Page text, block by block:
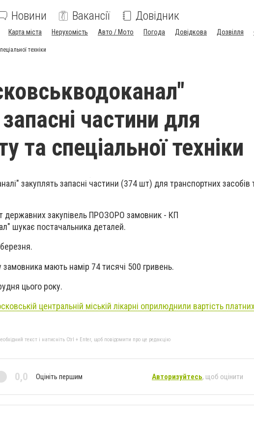
Новини Вакансії Довідник
Карта міста Нерухомість Авто / Мото Погода Довідкова Дозвілля
техніки
частини для
та спеціальної техніки
закуплять запасні частини (374 шт) для транспортних засобів
державних закупівель ПРОЗОРО замовник - КП
шукає постачальника деталей.
замовника мають намір 74 тисячі 500 гривень.
цього року.
центральній міській лікарні оприлюднили вартість
текст і натисніть Ctrl + Enter, щоб повідомити про це редакцію
0,0 Оцініть першим Авторизуйтесь, щоб оцінити